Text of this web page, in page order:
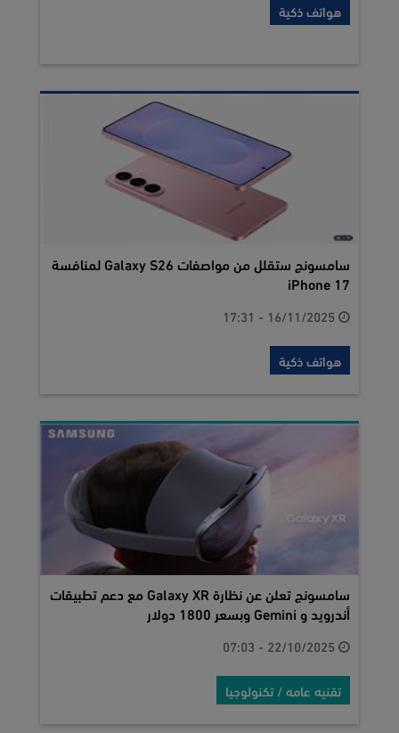
هواتف ذكية
سامسونج ستقلل من مواصفات Galaxy S26 لمنافسة
iPhone 17
هواتف ذكية
سامسونج تعلن عن نظارة Galaxy XR مع دعم تطبيقات
أندرويد و Gemini وبسعر 1800 دولار
تقنيه عامه / تكنولوجيا